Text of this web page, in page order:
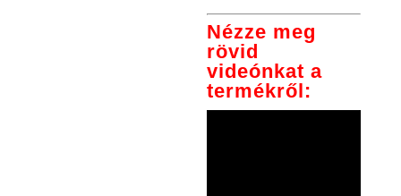
Nézze meg
rövid
videónkat a
termékről: